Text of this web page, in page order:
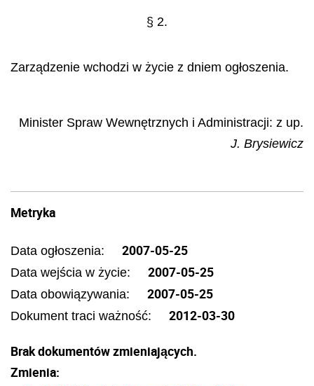
§ 2.
Zarządzenie wchodzi w życie z dniem ogłoszenia.
Minister Spraw Wewnętrznych i Administracji: z up.
J. Brysiewicz
Metryka
Data ogłoszenia: 2007-05-25
Data wejścia w życie: 2007-05-25
Data obowiązywania: 2007-05-25
Dokument traci ważność: 2012-03-30
Brak dokumentów zmieniających.
Zmienia: